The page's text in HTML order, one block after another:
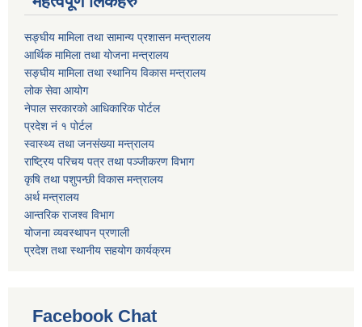
सङ्घीय मामिला तथा सामान्य प्रशासन मन्त्रालय
आर्थिक मामिला तथा योजना मन्त्रालय
सङ्घीय मामिला तथा स्थानिय विकास मन्त्रालय
लोक सेवा आयोग
नेपाल सरकारको आधिकारिक पोर्टल
प्रदेश नं १ पोर्टल
स्वास्थ्य तथा जनसंख्या मन्त्रालय
राष्ट्रिय परिचय पत्र तथा पञ्जीकरण विभाग
कृषि तथा पशुपन्छी विकास मन्त्रालय
अर्थ मन्त्रालय
आन्तरिक राजश्व विभाग
योजना व्यवस्थापन प्रणाली
प्रदेश तथा स्थानीय सहयोग कार्यक्रम
Facebook Chat